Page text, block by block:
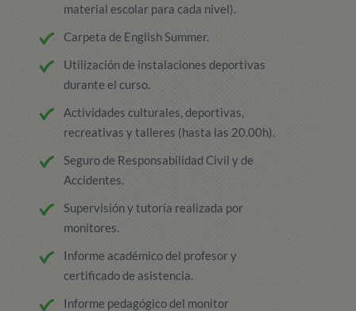
material escolar para cada nivel).
Carpeta de English Summer.
Utilización de instalaciones deportivas
durante el curso.
Actividades culturales, deportivas,
recreativas y talleres (hasta las 20.00h).
Seguro de Responsabilidad Civil y de
Accidentes.
Supervisión y tutoría realizada por
monitores.
Informe académico del profesor y
certificado de asistencia.
Informe pedagógico del monitor